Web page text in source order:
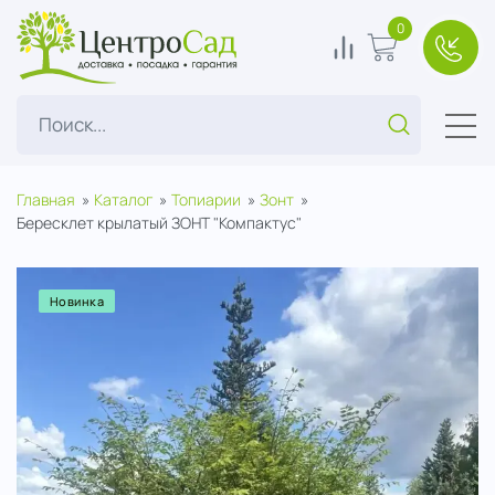
ЦентроСад
Поиск...
0 В корзину
0
Главная Каталог Топиарии
Зонт
Бересклет крылатый ЗОНТ "Компактус"
Новинка